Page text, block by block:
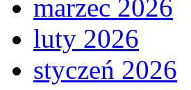
marzec 2026
luty 2026
styczeń 2026